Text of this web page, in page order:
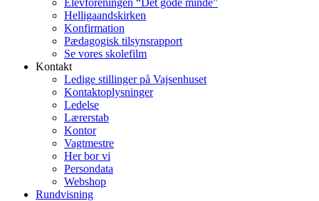
Elevforeningen “Det gode minde”
Helligaandskirken
Konfirmation
Pædagogisk tilsynsrapport
Se vores skolefilm
Kontakt
Ledige stillinger på Vajsenhuset
Kontaktoplysninger
Ledelse
Lærerstab
Kontor
Vagtmestre
Her bor vi
Persondata
Webshop
Rundvisning